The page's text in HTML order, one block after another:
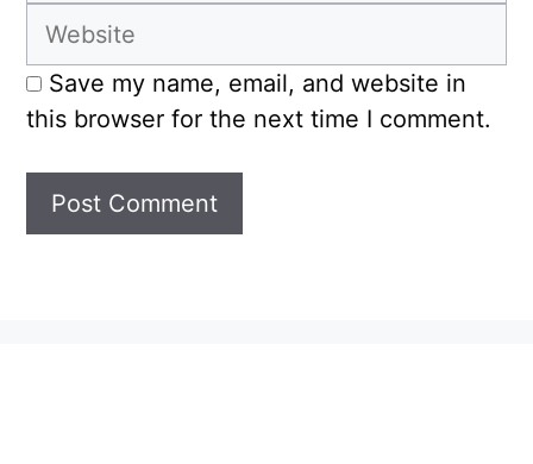
Website
Save my name, email, and website in
this browser for the next time I comment.